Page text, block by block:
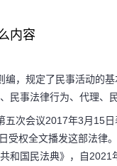
内容
，规定了民事活动的
民事法律行为、代理、
次会议2017年3月15
权全文播发这部法律
和国民法典》，自